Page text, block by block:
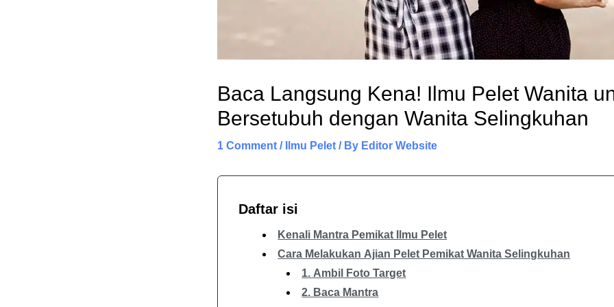
Baca Langsung Kena! Ilmu Pelet Wanita
Bersetubuh dengan Wanita Selingkuhan
1 Comment / Ilmu Pelet / By Editor Website
Daftar isi
Kenali Mantra Pemikat Ilmu Pelet
Cara Melakukan Ajian Pelet Pemikat Wanita Selingkuhan
1. Ambil Foto Target
2. Baca Mantra